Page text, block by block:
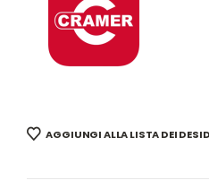
AGGIUNGI ALLA LISTA DEI